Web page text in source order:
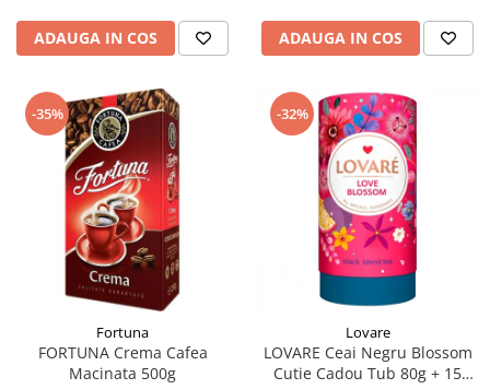
ADAUGA IN COS ADAUGA IN COS
-35%
Fortuna
FORTUNA Crema Cafea
Macinata 500g
-32%
Lovare
LOVARE Ceai Negru Blossom
Cutie Cadou Tub 80g + 15